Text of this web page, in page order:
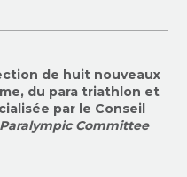
de huit nouveaux
du para triathlon et
par le Conseil
Committee